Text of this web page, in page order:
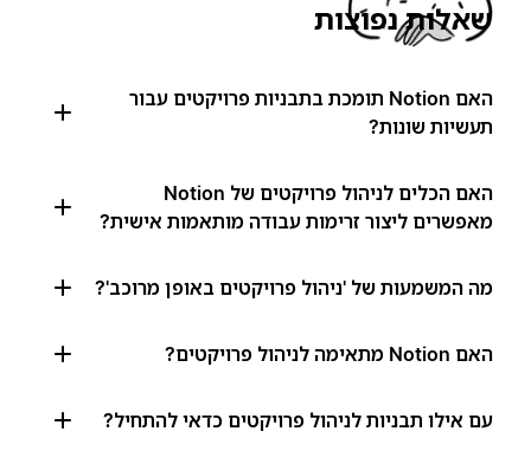
שאלות נפוצות
האם Notion תומכת בתבניות פרויקטים עבור
תעשיות שונות?
האם הכלים לניהול פרויקטים של Notion
מאפשרים ליצור זרימות עבודה מותאמות אישית?
מה המשמעות של 'ניהול פרויקטים באופן מרוכב'?
האם Notion מתאימה לניהול פרויקטים?
עם אילו תבניות לניהול פרויקטים כדאי להתחיל?